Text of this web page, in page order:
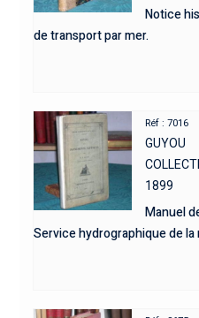
Notice
de transport par mer.
Réf : 7016
GUYOU
1899
Manuel
Service hydrographique de la